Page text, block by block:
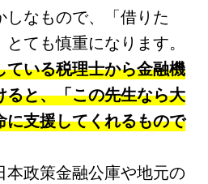
なもので、「借りた
ても慎重になります。
ている税理士から金融機
と、「この先生なら大
支援してくれるもので
本政策金融公庫や地元の